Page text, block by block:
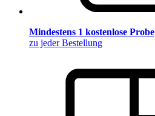
Mindestens 1 kostenlose Probe
zu jeder Bestellung